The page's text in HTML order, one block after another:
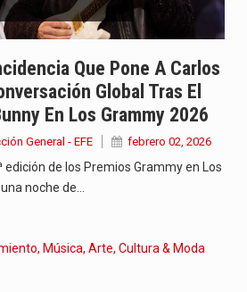
Que Pone A Carlos
Global Tras El
En Los Grammy 2026
General - EFE febrero 02, 2026
edición de los Premios Grammy en Los
noche de…
Música, Arte, Cultura & Moda